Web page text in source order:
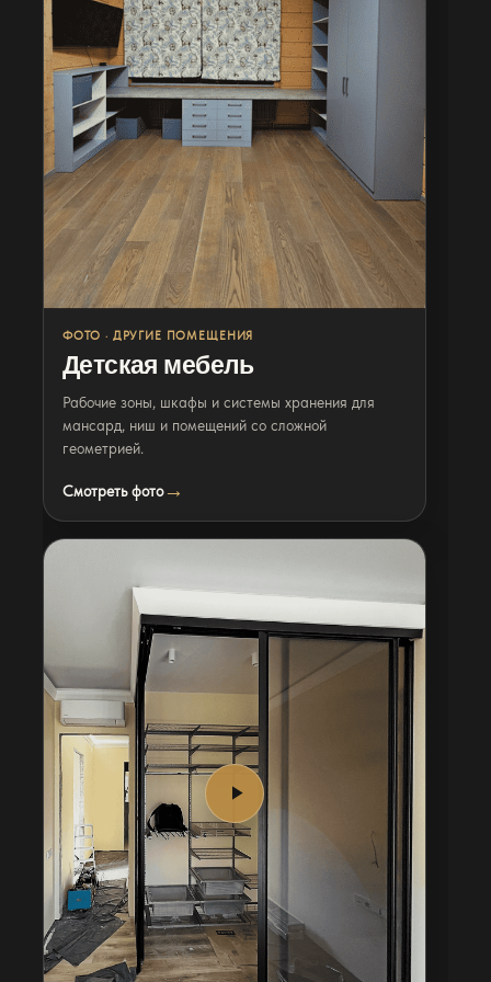
ФОТО · ДРУГИЕ ПОМЕЩЕНИЯ
Детская мебель
Рабочие зоны, шкафы и системы хранения для
мансард, ниш и помещений со сложной
геометрией.
Смотреть фото